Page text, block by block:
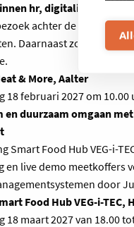
hr, digitalisering en
achter de
Daarnaast zoemen we
& More, Aalter
18 februari 2027 om 10.00
en duurzaam omgaan
Smart Food Hub VEG-i-
en live demo meetkoffers
door
Food Hub VEG-i-
18 maart 2027 van 18.00